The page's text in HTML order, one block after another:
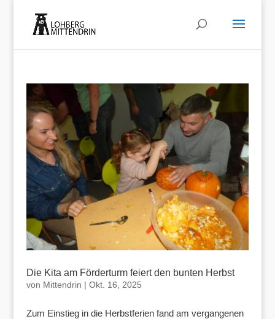
Die Kita am Förderturm feiert den bunten Herbst
von Mittendrin | Okt. 16, 2025
Zum Einstieg in die Herbstferien fand am vergangenen